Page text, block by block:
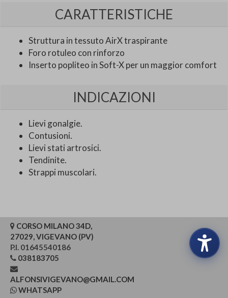
CARATTERISTICHE
Struttura in tessuto AirX traspirante
Foro rotuleo con rinforzo
Inserto popliteo in Soft-X per un maggior comfort
INDICAZIONI
Lievi gonalgie.
Contusioni.
Lievi stati artrosici.
Tendinite.
Strappi muscolari.
CORSO MILANO 34D,
27029, VIGEVANO (PV)
P.I. 01645540186
038183705
ALFONSIVIGEVANO@GMAIL.COM
WHATSAPP